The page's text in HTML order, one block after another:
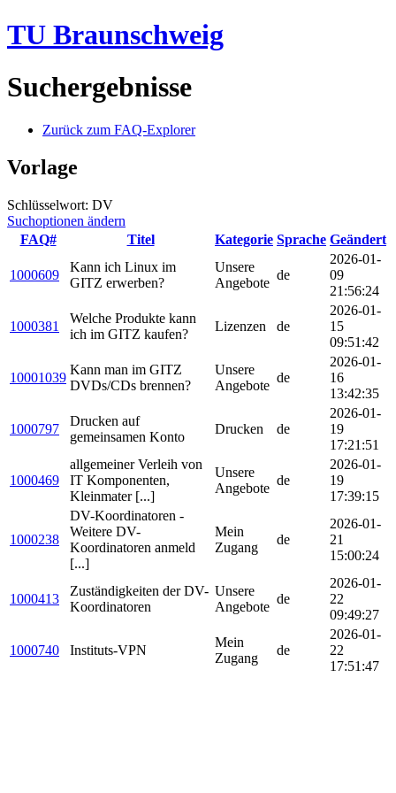
TU Braunschweig
Suchergebnisse
Zurück zum FAQ-Explorer
Vorlage
Schlüsselwort: DV
Suchoptionen ändern
FAQ#
Titel Kategorie Sprache Geändert
1000609
Kann ich Linux im
GITZ erwerben?
Unsere
Angebote
de
2026-01-
09
21:56:24
1000381
Welche Produkte kann
ich im GITZ kaufen?
Lizenzen de
2026-01-
15
09:51:42
10001039
Kann man im GITZ
DVDs/CDs brennen?
Unsere
Angebote
de
2026-01-
16
13:42:35
1000797
Drucken auf
gemeinsamen Konto
Drucken de
2026-01-
19
17:21:51
1000469
allgemeiner Verleih von
IT Komponenten,
Kleinmater [...]
Unsere
Angebote
de
2026-01-
19
17:39:15
1000238
DV-Koordinatoren -
Weitere DV-
Koordinatoren anmeld
[...]
Mein
Zugang
de
2026-01-
21
15:00:24
1000413
Zuständigkeiten der DV-
Koordinatoren
Unsere
Angebote
de
2026-01-
22
09:49:27
1000740 Instituts-VPN
Mein
Zugang
de
2026-01-
22
17:51:47